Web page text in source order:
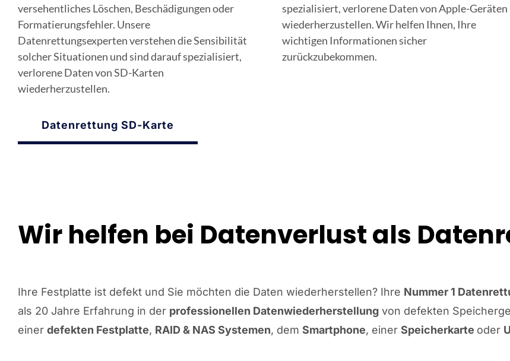
versehentliches Löschen, Beschädigungen oder
Formatierungsfehler. Unsere
Datenrettungsexperten verstehen die Sensibilität
solcher Situationen und sind darauf spezialisiert,
verlorene Daten von SD-Karten
wiederherzustellen.
Datenrettung SD-Karte
spezialisiert, verlorene Daten von Apple-Geräten
wiederherzustellen. Wir helfen Ihnen, Ihre
wichtigen Informationen sicher
zurückzubekommen.
Wir helfen bei Datenverlust als
Ihre Festplatte ist defekt und Sie möchten die Daten wiederherstellen? Ihre Nummer 1
als 20 Jahre Erfahrung in der professionellen Datenwiederherstellungvon defekten
einer defekten Festplatte, RAID & NAS Systemen, dem Smartphone, einer Speicherkarte oder